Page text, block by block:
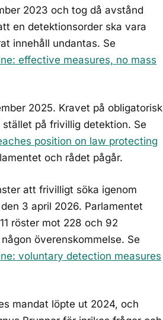
2023 och tog då avstånd
en detektionsorder ska vara
innehåll undantas. Se
effective measures, no mass
2025. Kravet på obligatorisk
på frivillig detektion. Se
position on law protecting
och rådet pågår.
att frivilligt söka igenom
3 april 2026. Parlamentet
röster mot 228 och 92
överenskommelse. Se
voluntary detection measures
mandat löpte ut 2024, och